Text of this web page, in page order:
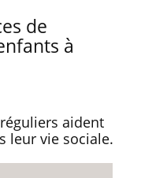
de
à
aident
leur vie sociale.